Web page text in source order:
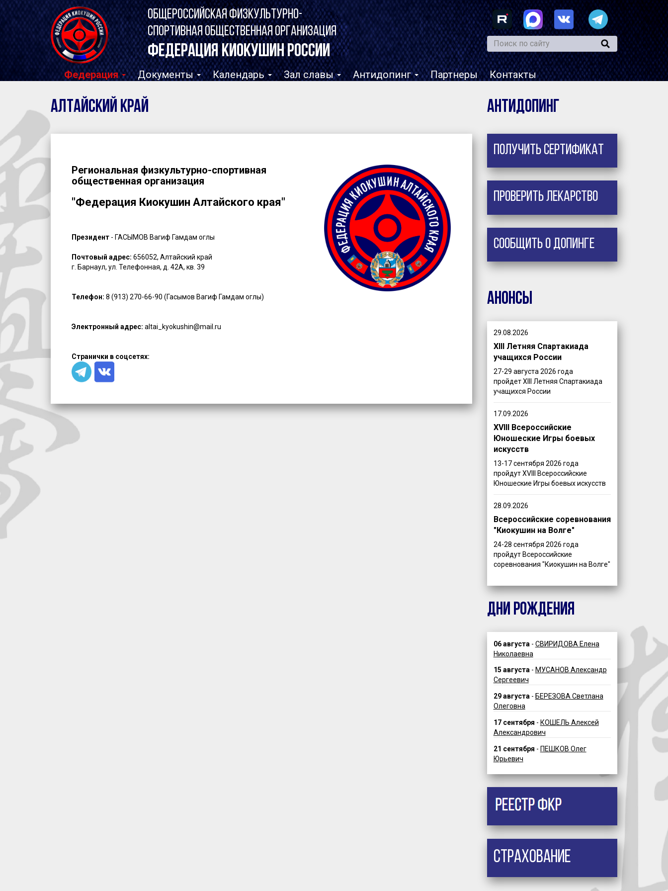
ОБЩЕРОССИЙСКАЯ ФИЗКУЛЬТУРНО-
СПОРТИВНАЯ ОБЩЕСТВЕННАЯ ОРГАНИЗАЦИЯ
ФЕДЕРАЦИЯ КИОКУШИН РОССИИ
Федерация Документы Календарь Зал славы Антидопинг Партнеры Контакты
Алтайский край Антидопинг
Региональная физкультурно-спортивная
общественная организация
"Федерация Киокушин Алтайского края"
Президент - ГАСЫМОВ Вагиф Гамдам оглы
Почтовый адрес:656052, Алтайский край
г. Барнаул, ул. Телефонная, д. 42А, кв. 39
Телефон:8 (913) 270-66-90 (Гасымов Вагиф Гамдам оглы)
Электронный адрес:altai_kyokushin@mail.ru
Странички в соцсетях:
Получить сертификат
Проверить лекарство
Сообщить о допинге
Анонсы
29.08.2026
XIII Летняя Спартакиада
учащихся России
27-29 августа 2026 года
пройдет XIII Летняя Спартакиада
учащихся России
17.09.2026
XVIII Всероссийские
Юношеские Игры боевых
искусств
13-17 сентября 2026 года
пройдут XVIII Всероссийские
Юношеские Игры боевых искусств
28.09.2026
Всероссийские соревнования
"Киокушин на Волге"
24-28 сентября 2026 года
пройдут Всероссийские
соревнования "Киокушин на Волге"
ДНИ РОЖДЕНИЯ
06 августа - СВИРИДОВА Елена
Николаевна
15 августа- МУСАНОВ Александр
Сергеевич
29 августа - БЕРЕЗОВА Светлана
Олеговна
17 сентября - КОШЕЛЬ Алексей
Александрович
21 сентября - ПЕШКОВ Олег
Юрьевич
Страхование